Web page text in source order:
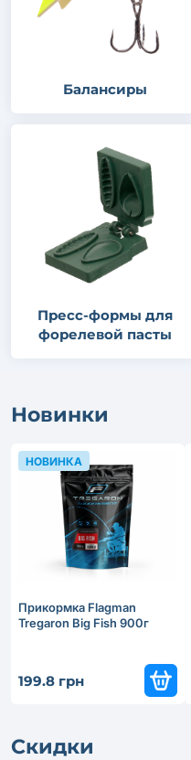
Балансиры
Пресс-формы для
форелевой пасты
Новинки
Прикормка Flagman
Tregaron Big Fish 900г
199.8 грн
НОВИНКА
Скидки